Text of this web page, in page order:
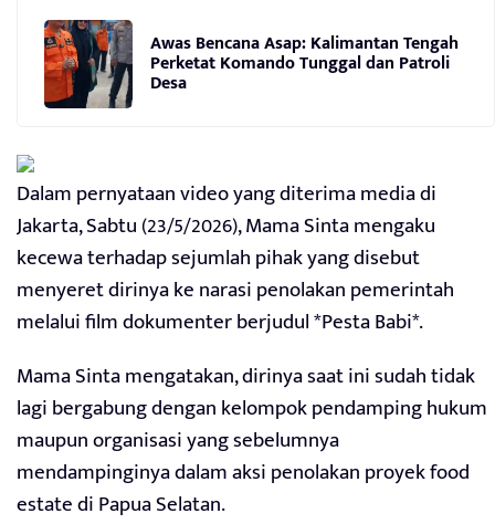
Awas Bencana Asap: Kalimantan Tengah
Perketat Komando Tunggal dan Patroli
Desa
Dalam pernyataan video yang diterima media di
Jakarta, Sabtu (23/5/2026), Mama Sinta mengaku
kecewa terhadap sejumlah pihak yang disebut
menyeret dirinya ke narasi penolakan pemerintah
melalui film dokumenter berjudul *Pesta Babi*.
Mama Sinta mengatakan, dirinya saat ini sudah tidak
lagi bergabung dengan kelompok pendamping hukum
maupun organisasi yang sebelumnya
mendampinginya dalam aksi penolakan proyek food
estate di Papua Selatan.